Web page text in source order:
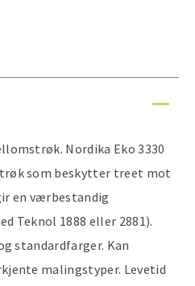
Nordika Eko 3330
som beskytter treet mot
en værbestandig
Teknol 1888 eller 2881).
standardfarger. Kan
malingstyper. Levetid